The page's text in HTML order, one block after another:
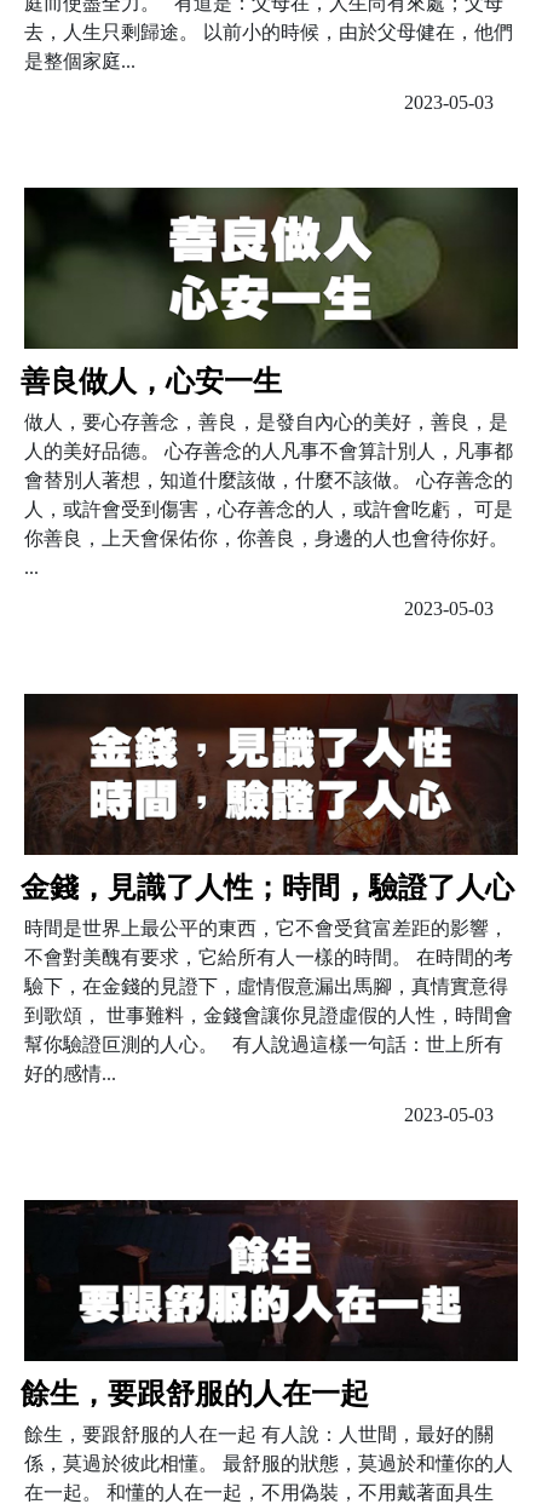
去，人生只剩歸途。 以前小的時候，由於父母健在，他們
是整個家庭...
2023-05-03
善良做人，心安一生
做人，要心存善念，善良，是發自內心的美好，善良，是
人的美好品德。 心存善念的人凡事不會算計別人，凡事都
會替別人著想，知道什麼該做，什麼不該做。 心存善念的
人，或許會受到傷害，心存善念的人，或許會吃虧， 可是
你善良，上天會保佑你，你善良，身邊的人也會待你好。
...
2023-05-03
金錢，見識了人性；時間，驗證了人心
時間是世界上最公平的東西，它不會受貧富差距的影響，
不會對美醜有要求，它給所有人一樣的時間。 在時間的考
驗下，在金錢的見證下，虛情假意漏出馬腳，真情實意得
到歌頌， 世事難料，金錢會讓你見證虛假的人性，時間會
幫你驗證叵測的人心。 有人說過這樣一句話：世上所有
好的感情...
2023-05-03
餘生，要跟舒服的人在一起
餘生，要跟舒服的人在一起 有人說：人世間，最好的關
係，莫過於彼此相懂。 最舒服的狀態，莫過於和懂你的人
在一起。 和懂的人在一起，不用偽裝，不用戴著面具生